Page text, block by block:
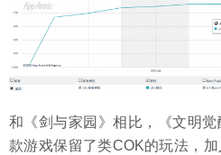
和《剑与家园》相比，《文明
款游戏保留了类COK的玩法，